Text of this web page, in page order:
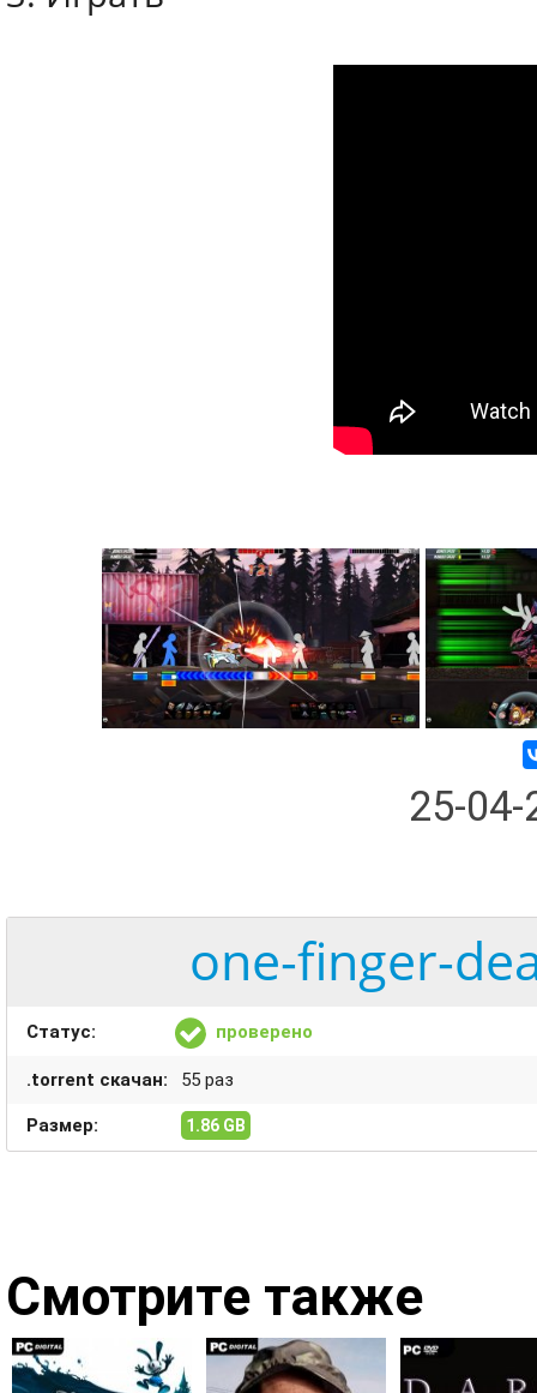
25-
one-finger-
Статус: проверено
.torrent скачан: 55 раз
Размер: 1.86 GB
Смотрите также